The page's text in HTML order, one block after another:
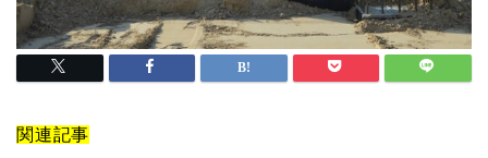
関連記事